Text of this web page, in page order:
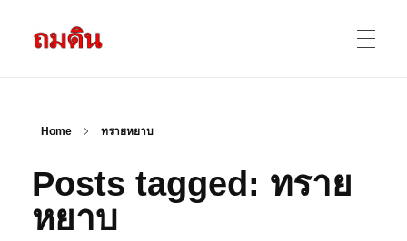
ผลงานถมดิน
Home ทรายหยาบ
Posts tagged: ทราย
หยาบ